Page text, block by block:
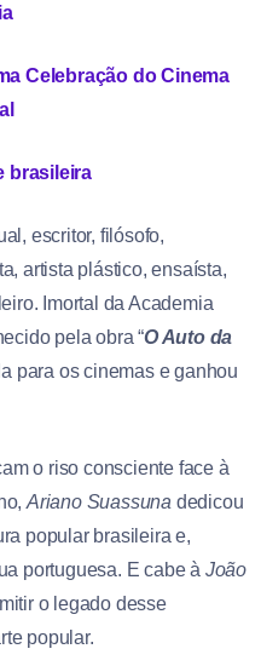
Celebração do Cinema
brasileira
escritor, filósofo,
artista plástico, ensaísta,
Imortal da Academia
pela obra “O Auto da
para os cinemas e ganhou
o riso consciente face à
Ariano Suassuna dedicou
popular brasileira e,
portuguesa. E cabe à João
o legado desse
popular.